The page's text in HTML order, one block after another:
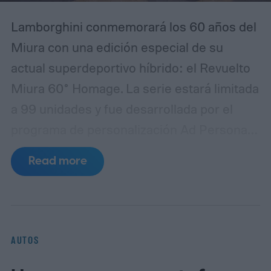
Lamborghini conmemorará los 60 años del
Miura con una edición especial de su
actual superdeportivo híbrido: el Revuelto
Miura 60° Homage. La serie estará limitada
junto con el departamento de diseño
Lamborghini Centro Stile. La presentación
Read more
AUTOS